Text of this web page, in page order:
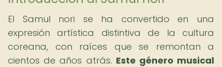
El Samul nori se ha convertido en una
expresión artística distintiva de la cultura
coreana, con raíces que se remontan a
cientos de años atrás. Este género musical